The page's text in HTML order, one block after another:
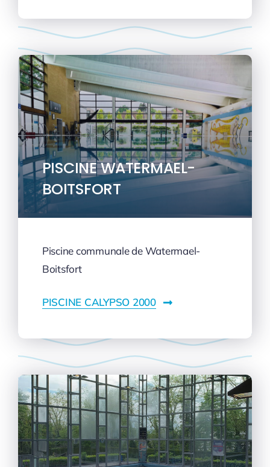
PISCINE WATERMAEL-
BOITSFORT
Piscine communale de Watermael-
Boitsfort
PISCINE CALYPSO 2000